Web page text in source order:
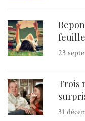
23
Trois
31